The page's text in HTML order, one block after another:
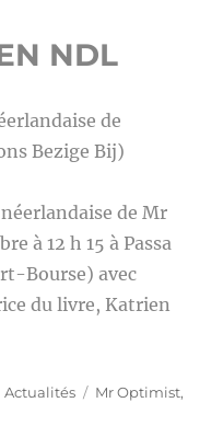
NDL
de
Bezige Bij)
de Mr
à 12 h 15 à Passa
Bourse) avec
du livre, Katrien
Catégories
Actualités Étiquettes
Mr Optimist,